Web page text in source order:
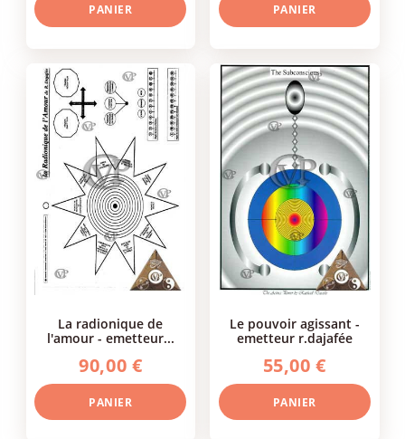
PANIER PANIER
la radionique de
l'amour - emetteur...
90,00 €
PANIER
le pouvoir agissant -
emetteur r.dajafée
55,00 €
PANIER